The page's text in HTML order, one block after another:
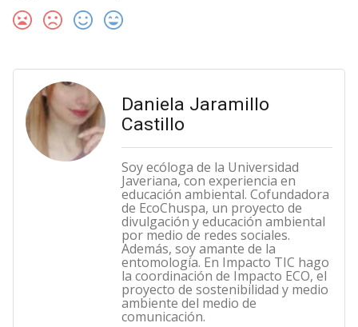
Daniela Jaramillo
Castillo
Soy ecóloga de la Universidad
Javeriana, con experiencia en
educación ambiental. Cofundadora
de EcoChuspa, un proyecto de
divulgación y educación ambiental
por medio de redes sociales.
Además, soy amante de la
entomología. En Impacto TIC hago
la coordinación de Impacto ECO, el
proyecto de sostenibilidad y medio
ambiente del medio de
comunicación.